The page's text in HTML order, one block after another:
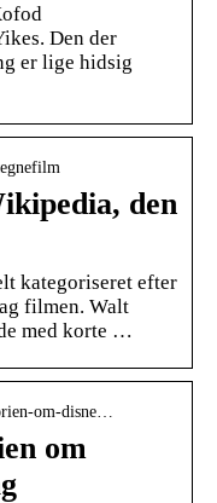
Den der
er lige hidsig
den
kategoriseret efter
filmen. Walt
med korte …
om-disne…
om